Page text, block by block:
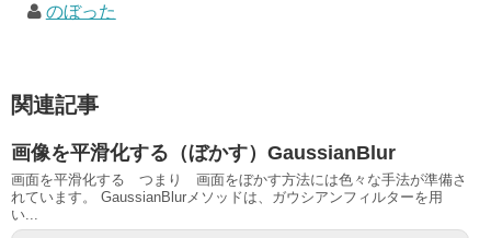
のぼった
関連記事
画像を平滑化する（ぼかす）GaussianBlur
画面を平滑化する つまり 画面をぼかす方法には色々な手法が準備さ
れています。 GaussianBlurメソッドは、ガウシアンフィルターを用
い...